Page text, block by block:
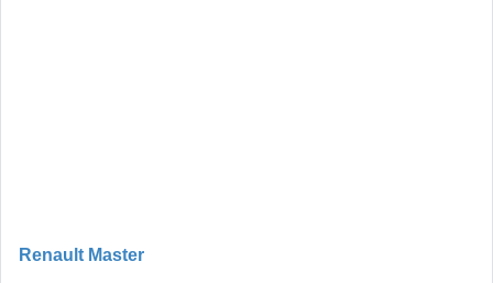
Renault Master